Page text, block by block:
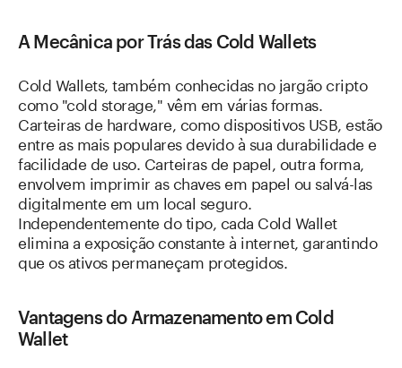
A Mecânica por Trás das Cold Wallets
Cold Wallets, também conhecidas no jargão cripto
como "cold storage," vêm em várias formas.
Carteiras de hardware, como dispositivos USB, estão
entre as mais populares devido à sua durabilidade e
facilidade de uso. Carteiras de papel, outra forma,
envolvem imprimir as chaves em papel ou salvá-las
digitalmente em um local seguro.
Independentemente do tipo, cada Cold Wallet
elimina a exposição constante à internet, garantindo
que os ativos permaneçam protegidos.
Vantagens do Armazenamento em Cold
Wallet